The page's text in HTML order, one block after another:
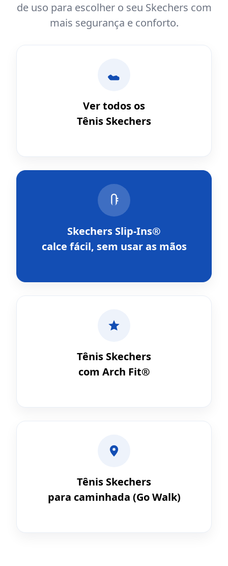
de uso para escolher o seu Skechers com
mais segurança e conforto.
Ver todos os
Tênis Skechers
Skechers Slip-Ins®
calce fácil, sem usar as mãos
Tênis Skechers
com Arch Fit®
Tênis Skechers
para caminhada (Go Walk)